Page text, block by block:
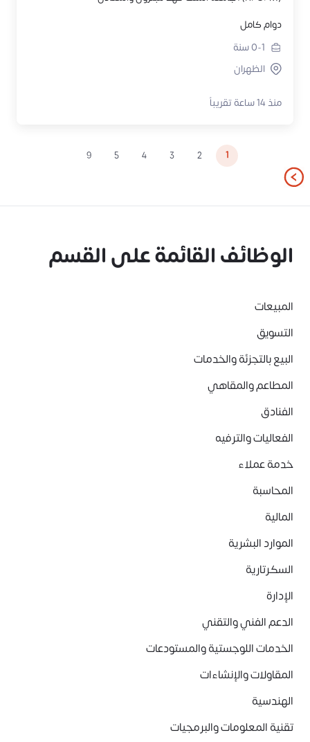
دوام كامل
0-1سنة
الظهران
منذ 14 ساعة تقريباً
1
2
3
4
5
9
الوظائف القائمة على القسم
المبيعات
التسويق
البيع بالتجزئة والخدمات
المطاعم والمقاهي
الفنادق
الفعاليات والترفيه
خدمة عملاء
المحاسبة
المالية
الموارد البشرية
السكرتارية
الإدارة
الدعم الفني والتقني
الخدمات اللوجستية والمستودعات
المقاولات والإنشاءات
الهندسية
تقنية المعلومات والبرمجيات